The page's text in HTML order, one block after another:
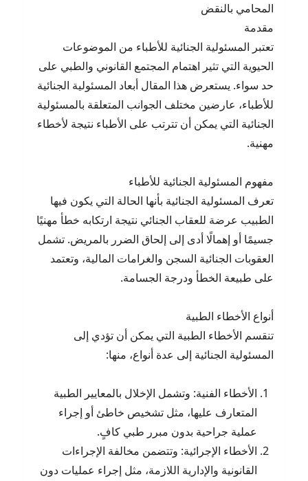
المحامي بالنقض
مقدمة
تعتبر المسئولية الجنائية للأطباء من الموضوعات
الحيوية التي تثير اهتمام المجتمع القانوني والطبي على
حد سواء. يستعرض هذا المقال أبعاد المسئولية الجنائية
للأطباء، عارضين مختلف الجوانب المتعلقة بالمسئولية
الجنائية التي يمكن أن تترتب على الأطباء نتيجة لأخطاء
مهنية.
مفهوم المسئولية الجنائية للأطباء
تعرف المسئولية الجنائية بأنها الحالة التي يكون فيها
الطبيب عرضة للعقاب الجنائي نتيجة ارتكابه خطأ مهنيًا
جسيمًا أو إهمالًا أدى إلى إلحاق الضرر بالمريض. تشمل
العقوبات الجنائية السجن والغرامات المالية، وتعتمد
على طبيعة الخطأ ودرجة الجسامة.
أنواع الأخطاء الطبية
تنقسم الأخطاء الطبية التي يمكن أن تؤدي إلى
المسئولية الجنائية إلى عدة أنواع، منها:
الأخطاء الفنية: وتشمل الإخلال بالمعايير الطبية
المتعارف عليها، مثل تشخيص خاطئ أو إجراء
عملية جراحية بدون مبرر طبي كافٍ.
الأخطاء الإجرائية: وتتضمن مخالفة الإجراءات
القانونية والإدارية اللازمة، مثل إجراء عمليات دون